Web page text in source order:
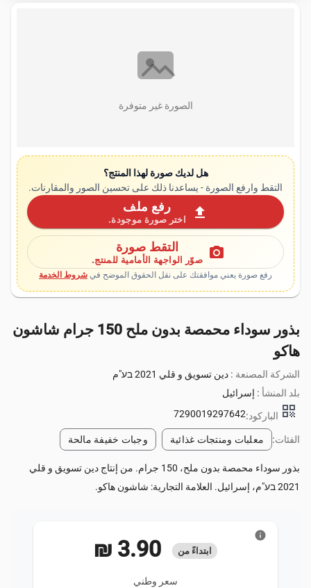
الصورة غير متوفرة
هل لديك صورة لهذا المنتج؟
التقط وارفع الصورة - يساعدنا ذلك على تحسين الصور والمقارنات.
upload رفع ملف
اختر صورة موجودة.
photo_camera التقط صورة
صوّر الواجهة الأمامية للمنتج.
رفع صورة يعني موافقتك على نقل الحقوق الموضح في شروط الخدمة
بذور سوداء محمصة بدون ملح 150 جرام شاشون
هاكو
الشركة المصنعة : دين تسويق و قلي 2021 בע"م
بلد المنشأ : إسرائيل
qr_code الباركود:7290019297642
الفئات: معلبات ومنتجات غذائية وجبات خفيفة مالحة
بذور سوداء محمصة بدون ملح، 150 جرام. من إنتاج دين تسويق و قلي
2021 בע"م، إسرائيل. العلامة التجارية: شاشون هاكو.
ابتداءً من
سعر وطني
info